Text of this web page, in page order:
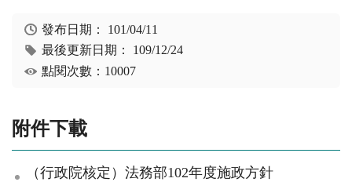
發布日期： 101/04/11
最後更新日期： 109/12/24
點閱次數：10007
附件下載
（行政院核定）法務部102年度施政方針